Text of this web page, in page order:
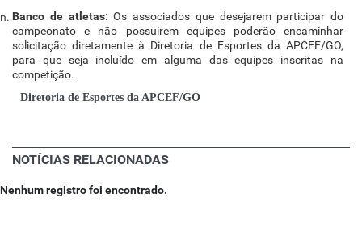
Banco de atletas: Os associados que desejarem participar do
campeonato e não possuírem equipes poderão encaminhar
solicitação diretamente à Diretoria de Esportes da APCEF/GO,
para que seja incluído em alguma das equipes inscritas na
competição.
Diretoria de Esportes da APCEF/GO
NOTÍCIAS RELACIONADAS
Nenhum registro foi encontrado.